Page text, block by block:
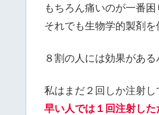
もちろん痛いのが一番困
それでも生物学的製剤
８割の人には効果がある
私はまだ２回しか注射し
早い人では１回注射し